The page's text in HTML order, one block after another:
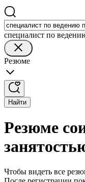
специалист по
Резюме
Найти
Резюме
Чтобы видеть все